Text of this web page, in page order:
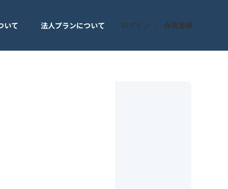
いて 法人プランについて ログイン 会員登録